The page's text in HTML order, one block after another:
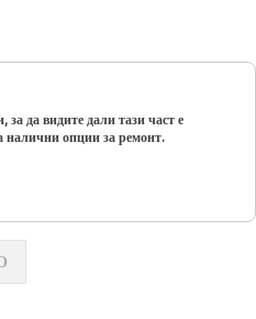
за да видите дали тази част е
опции за ремонт.